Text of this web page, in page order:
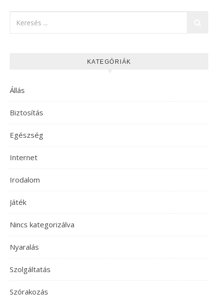
KATEGÓRIÁK
Állás
Biztosítás
Egészség
Internet
Irodalom
Játék
Nincs kategorizálva
Nyaralás
Szolgáltatás
Szórakozás